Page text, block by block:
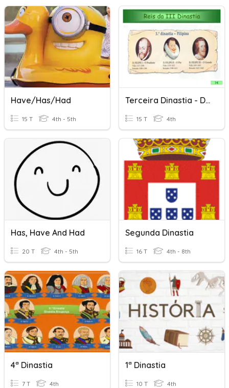
Have/has/had
15 T 4th - 5th
Terceira Dinastia - Dinastia Filipina
15 T 4th
Has, Have And Had
20 T 4th - 5th
Segunda Dinastia
16 T 4th - 8th
4ª Dinastia
7 T 4th
1ª Dinastia
10 T 4th